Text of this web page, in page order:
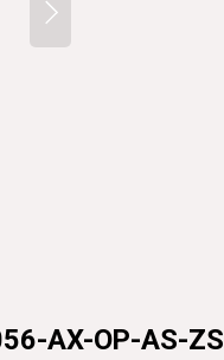
AX-OP-AS-ZS